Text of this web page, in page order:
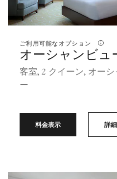
ご利用可能なオプション
オーシャンビュ
客室, 2 クイーン, オー
ー
料金表示 詳